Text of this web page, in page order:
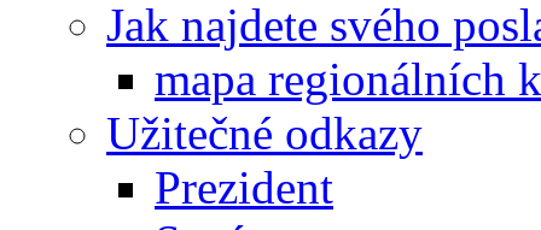
Jak najdete svého
mapa regionálních
Užitečné odkazy
Prezident